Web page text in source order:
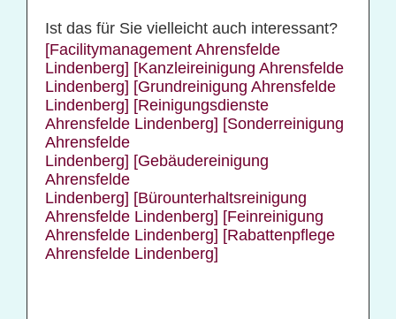
Ist das für Sie vielleicht auch interessant?
[Facilitymanagement Ahrensfelde
Lindenberg] [Kanzleireinigung Ahrensfelde
Lindenberg] [Grundreinigung Ahrensfelde
Lindenberg] [Reinigungsdienste
Ahrensfelde Lindenberg] [Sonderreinigung
Ahrensfelde
Lindenberg] [Gebäudereinigung
Ahrensfelde
Lindenberg] [Bürounterhaltsreinigung
Ahrensfelde Lindenberg] [Feinreinigung
Ahrensfelde Lindenberg] [Rabattenpflege
Ahrensfelde Lindenberg]